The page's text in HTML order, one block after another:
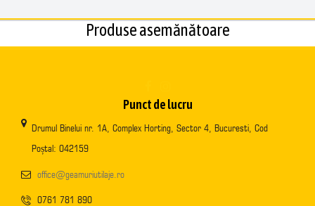
Produse asemănătoare
Punct de lucru
Drumul Binelui nr. 1A, Complex Horting, Sector 4, Bucuresti, Cod
Poștal: 042159
office@geamuriutilaje.ro
0761 781 890